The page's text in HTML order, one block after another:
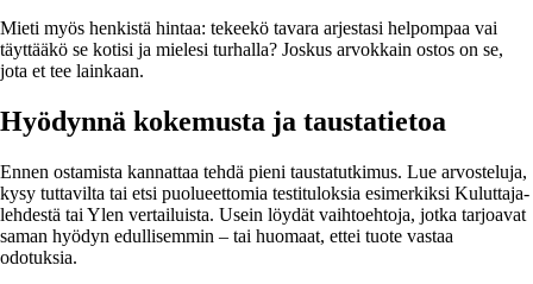
Mieti myös henkistä hintaa: tekeekö tavara arjestasi helpompaa vai
täyttääkö se kotisi ja mielesi turhalla? Joskus arvokkain ostos on se,
jota et tee lainkaan.
Hyödynnä kokemusta ja taustatietoa
Ennen ostamista kannattaa tehdä pieni taustatutkimus. Lue arvosteluja,
kysy tuttavilta tai etsi puolueettomia testituloksia esimerkiksi Kuluttaja-
lehdestä tai Ylen vertailuista. Usein löydät vaihtoehtoja, jotka tarjoavat
saman hyödyn edullisemmin – tai huomaat, ettei tuote vastaa
odotuksia.